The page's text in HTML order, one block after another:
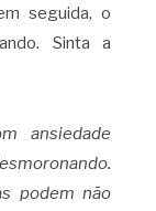
seguida, o
Sinta a
ansiedade
podem não